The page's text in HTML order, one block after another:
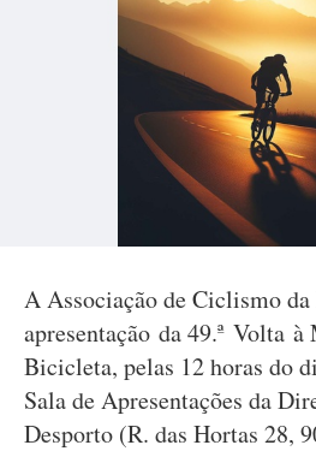
A Associação de Ciclismo
apresentação da 49.ª Volta à
Bicicleta, pelas 12 horas do
Sala de Apresentações da
Desporto (R. das Hortas 28,